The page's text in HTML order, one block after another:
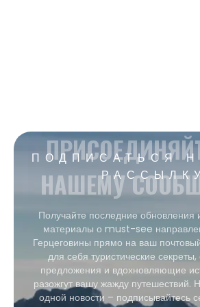
ПОДПИСАТЬСЯ
НАШЕМУ
Получайте последние обновления
материалы о must-see
Герцеговины прямо на ваш
для себя туристические
предложения и вдохновляющие
разожгут вашу жажду путешествий.
одной новости – подписывайтесь